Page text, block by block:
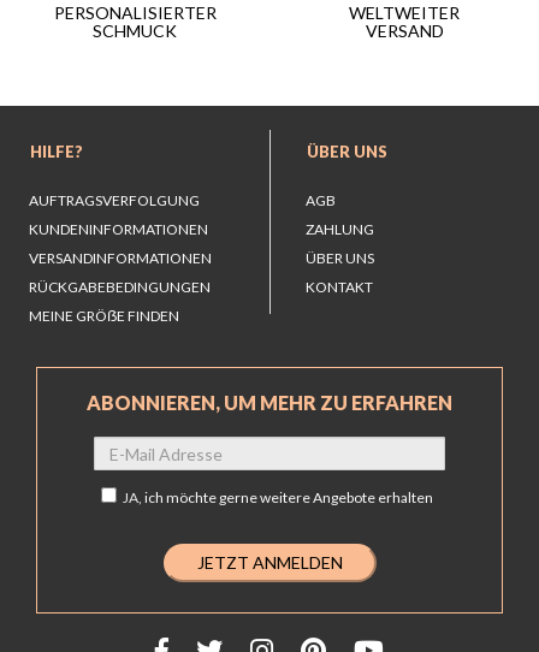
PERSONALISIERTER
SCHMUCK
WELTWEITER
VERSAND
HILFE?
AUFTRAGSVERFOLGUNG
KUNDENINFORMATIONEN
VERSANDINFORMATIONEN
RÜCKGABEBEDINGUNGEN
MEINE GRÖẞE FINDEN
ÜBER UNS
AGB
ZAHLUNG
ÜBER UNS
KONTAKT
ABONNIEREN, UM MEHR ZU ERFAHREN
JA, ich möchte gerne weitere Angebote erhalten